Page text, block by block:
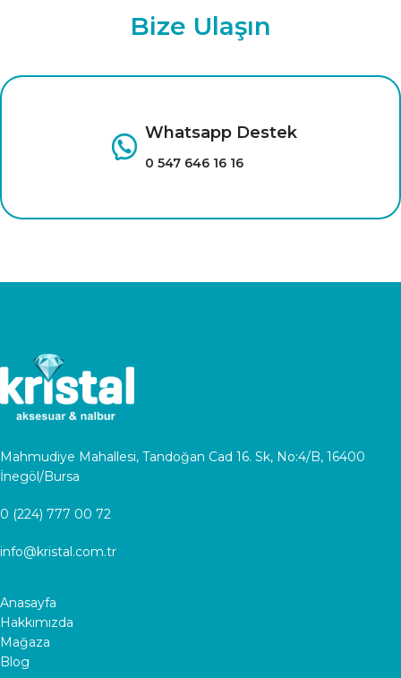
mobilyalarınBize Ulaşın
Whatsapp Destek
0 547 646 16 16
Mahmudiye Mahallesi, Tandoğan Cad 16. Sk, No:4/B, 16400
İnegöl/Bursa
0 (224) 777 00 72
info@kristal.com.tr
Anasayfa
Hakkımızda
Mağaza
Blog